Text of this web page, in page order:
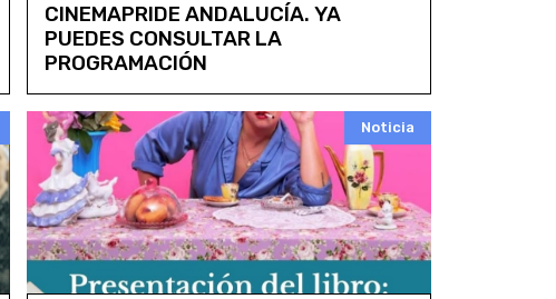
CINEMAPRIDE ANDALUCÍA. YA
PUEDES CONSULTAR LA
PROGRAMACIÓN
Noticia